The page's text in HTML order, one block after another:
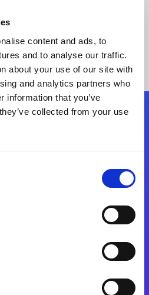
content and ads, to
and to analyse our traffic.
about your use of our site with
and analytics partners who
information that you’ve
collected from your use